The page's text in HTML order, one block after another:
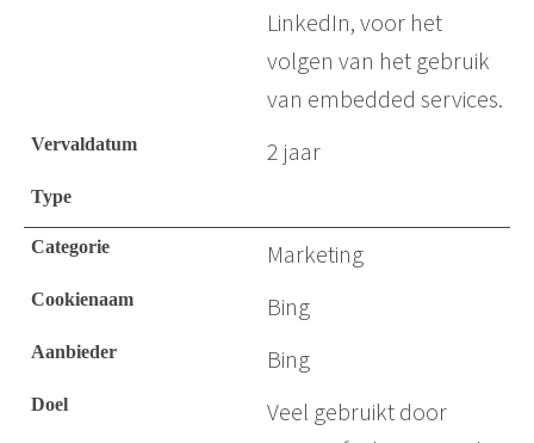
LinkedIn, voor het
volgen van het gebruik
van embedded services.
2 jaar
Marketing
Bing
Bing
Veel gebruikt door